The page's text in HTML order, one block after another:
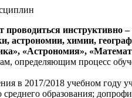
проводиться
астрономии, химии,
«Астрономия»,
определяющим процесс
в 2017/2018 учебном году
образования;